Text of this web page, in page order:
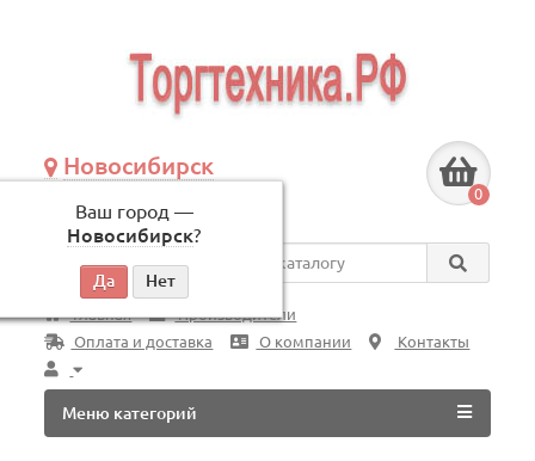
Новосибирск
Ваш город —
Новосибирск?
по будням, с 09:00 до 18:00
0
Везде
Главная
Производители
Оплата и доставка
О компании Контакты
Меню категорий